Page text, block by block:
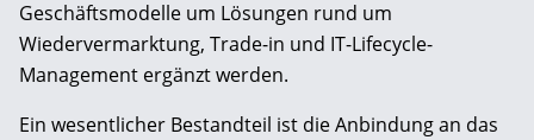
Geschäftsmodelle um Lösungen rund um
Wiedervermarktung, Trade-in und IT-Lifecycle-
Management ergänzt werden.
Ein wesentlicher Bestandteil ist die Anbindung an das